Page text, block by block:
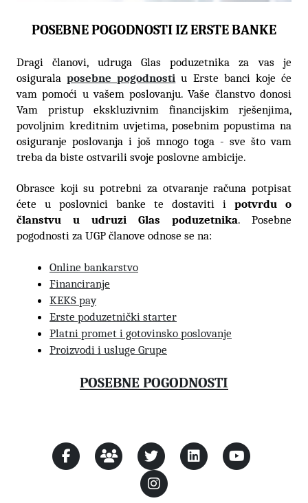
POSEBNE POGODNOSTI IZ ERSTE BANKE
Dragi članovi, udruga Glas poduzetnika za vas je
osiguralaposebne pogodnosti u Erste banci koje će
vam pomoći u vašem poslovanju. Vaše članstvo donosi
Vam pristup ekskluzivnim financijskim rješenjima,
povoljnim kreditnim uvjetima, posebnim popustima na
osiguranje poslovanja i još mnogo toga - sve što vam
treba da biste ostvarili svoje poslovne ambicije.
Obrasce koji su potrebni za otvaranje računa potpisat
ćete u poslovnici banke te dostaviti i potvrdu o
članstvu u udruzi Glas poduzetnika. Posebne
pogodnosti za UGP članove odnose se na:
Online bankarstvo
Financiranje
KEKS pay
Erste poduzetnički starter
Platni promet i gotovinsko poslovanje
Proizvodi i usluge Grupe
POSEBNE POGODNOSTI